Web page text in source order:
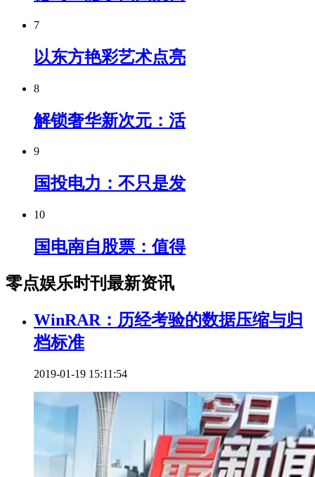
7
以东方艳彩艺术点亮
8
解锁奢华新次元：活
9
国投电力：不只是发
10
国电南自股票：值得
零点娱乐时刊最新资讯
WinRAR：历经考验的数据压缩与归
档标准
2019-01-19 15:11:54